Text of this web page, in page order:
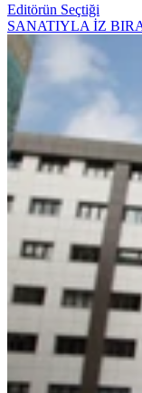
Editörün Seçtiği
SANATIYLA İZ